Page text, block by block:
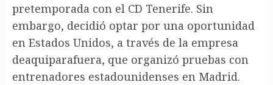
pretemporada con el CD Tenerife. Sin
embargo, decidió optar por una oportunidad
en Estados Unidos, a través de la empresa
deaquiparafuera, que organizó pruebas con
entrenadores estadounidenses en Madrid.